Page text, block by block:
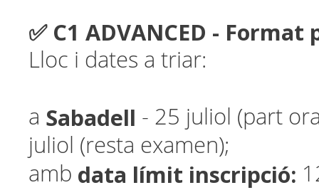
✅ C1 ADVANCED - Format
Lloc i dates a triar:
a Sabadell - 25 juliol (part
juliol (resta examen);
amb data límit inscripció: